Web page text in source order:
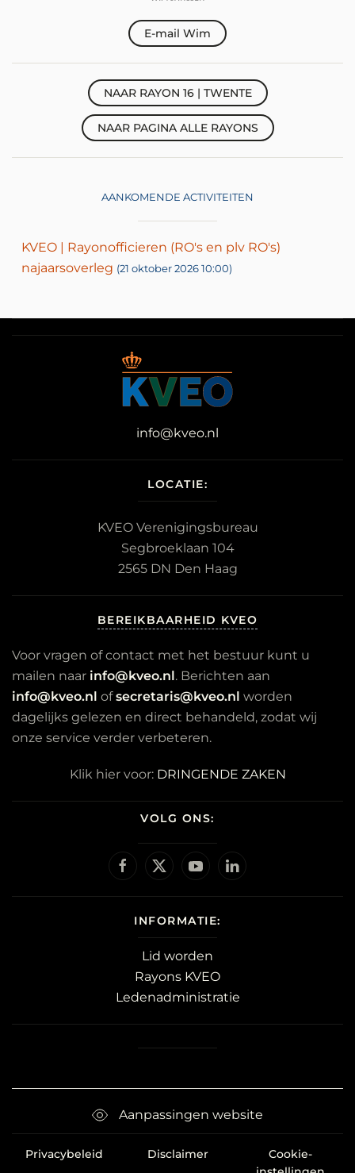
E-mail Wim
NAAR RAYON 16 | TWENTE
NAAR PAGINA ALLE RAYONS
AANKOMENDE ACTIVITEITEN
KVEO | Rayonofficieren (RO's en plv RO's)
najaarsoverleg (21 oktober 2026 10:00)
info@kveo.nl
LOCATIE:
KVEO Verenigingsbureau
Segbroeklaan 104
2565 DN Den Haag
BEREIKBAARHEID KVEO
Voor vragen of contact met het bestuur kunt u
mailen naar info@kveo.nl. Berichten aan
info@kveo.nl ofsecretaris@kveo.nl worden
dagelijks gelezen en direct behandeld, zodat wij
onze service verder verbeteren.
Klik hier voor: DRINGENDE ZAKEN
VOLG ONS:
INFORMATIE:
Lid worden
Rayons KVEO
Ledenadministratie
Aanpassingen website
Privacybeleid Disclaimer
Cookie-